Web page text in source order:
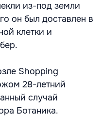
из-под земли
он был доставлен в
клетки и
Shopping
28-летний
случай
Ботаника.